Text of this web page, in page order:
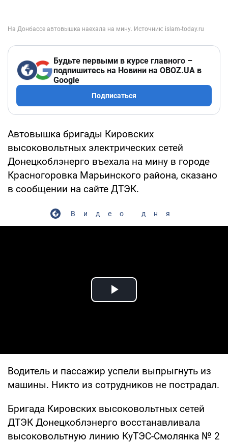
Будьте первыми в курсе главного –
подпишитесь на Новини на OBOZ.UA в
Google
Подписаться
Автовышка бригады Кировских
высоковольтных электрических сетей
Донецкоблэнерго въехала на мину в городе
Красногоровка Марьинского района, сказано
в сообщении на сайте ДТЭК.
Видео дня
Play Video
Водитель и пассажир успели выпрыгнуть из
машины. Никто из сотрудников не пострадал.
Бригада Кировских высоковольтных сетей
ДТЭК Донецкоблэнерго восстанавливала
высоковольтную линию КуТЭС-Смолянка № 2